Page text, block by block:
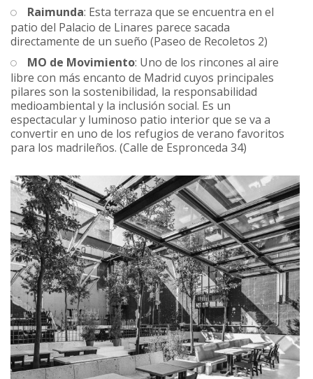
Raimunda: Esta terraza que se encuentra en el
patio del Palacio de Linares parece sacada
directamente de un sueño (Paseo de Recoletos 2)
MO de Movimiento: Uno de los rincones al aire
libre con más encanto de Madrid cuyos principales
pilares son la sostenibilidad, la responsabilidad
medioambiental y la inclusión social. Es un
espectacular y luminoso patio interior que se va a
convertir en uno de los refugios de verano favoritos
para los madrileños. (Calle de Espronceda 34)